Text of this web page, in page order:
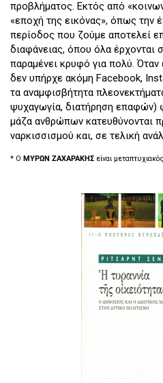
προβλήματος. Εκτός από
«εποχή της εικόνας», όπως την
περίοδος που ζούμε αποτελεί
διαφάνειας, όπου όλα έρχονται
παραμένει κρυφό για πολύ.
δεν υπήρχε ακόμη Facebook,
τα αναμφισβήτητα
ψυχαγωγία, διατήρηση επαφών)
μάζα ανθρώπων κατευθύνονται
ναρκισσισμού και, σε τελική
* Ο ΜΥΡΩΝ ΖΑΧΑΡΑΚΗΣ είναι